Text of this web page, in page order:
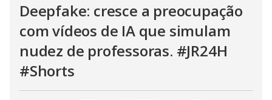
Deepfake: cresce a preocupação
com vídeos de IA que simulam
nudez de professoras. #JR24H
#Shorts